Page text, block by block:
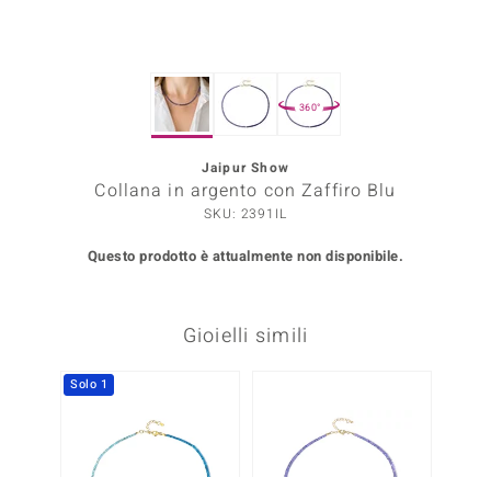
360°
Jaipur Show
Collana in argento con Zaffiro Blu
SKU: 2391IL
Questo prodotto è attualmente non disponibile.
Gioielli simili
Solo 1